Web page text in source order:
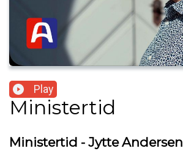
Play
Ministertid
Ministertid - Jytte Andersen